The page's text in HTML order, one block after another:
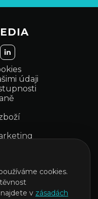
údaji
sítích
sítíchcookies.
v zásadách